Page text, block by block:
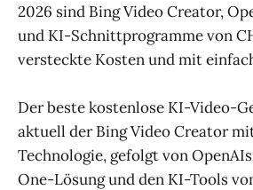
2026 sind Bing Video Creator,
und KI-Schnittprogramme von
versteckte Kosten und mit
Der beste kostenlose KI-Video-
aktuell der Bing Video Creator
Technologie, gefolgt von
One-Lösung und den KI-Tools